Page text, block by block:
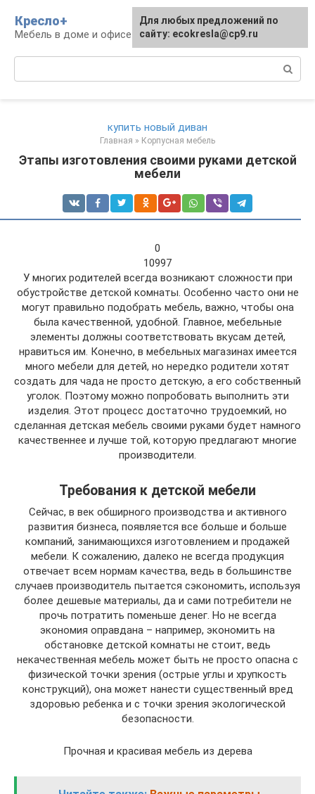
контенту
Кресло+
Мебель в доме и офисе
купить новый диван
Главная » Корпусная мебель
Этапы изготовления своими руками детской
мебели
0
10997
У многих родителей всегда возникают сложности при
обустройстве детской комнаты. Особенно часто они не
могут правильно подобрать мебель, важно, чтобы она
была качественной, удобной. Главное, мебельные
элементы должны соответствовать вкусам детей,
нравиться им. Конечно, в мебельных магазинах имеется
много мебели для детей, но нередко родители хотят
создать для чада не просто детскую, а его собственный
уголок. Поэтому можно попробовать выполнить эти
изделия. Этот процесс достаточно трудоемкий, но
сделанная детская мебель своими руками будет намного
качественнее и лучше той, которую предлагают многие
производители.
Требования к детской мебели
Сейчас, в век обширного производства и активного
развития бизнеса, появляется все больше и больше
компаний, занимающихся изготовлением и продажей
мебели. К сожалению, далеко не всегда продукция
отвечает всем нормам качества, ведь в большинстве
случаев производитель пытается сэкономить, используя
более дешевые материалы, да и сами потребители не
прочь потратить поменьше денег. Но не всегда
экономия оправдана – например, экономить на
обстановке детской комнаты не стоит, ведь
некачественная мебель может быть не просто опасна с
физической точки зрения (острые углы и хрупкость
конструкций), она может нанести существенный вред
здоровью ребенка и с точки зрения экологической
безопасности.
Прочная и красивая мебель из дерева
Для любых предложений по
сайту: ecokresla@cp9.ru